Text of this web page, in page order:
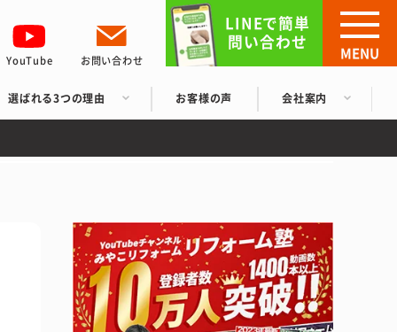
YouTube お問い合わせ
選ばれる3つの理由 お客様の声 会社案内
LINEで簡単
問い合わせ
MENU